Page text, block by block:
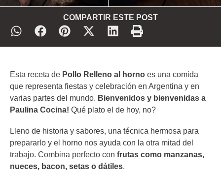
COMPARTIR ESTE POST
Esta receta de Pollo Relleno al horno es una comida
que representa fiestas y celebración en Argentina y en
varias partes del mundo. Bienvenidos y bienvenidas a
Paulina Cocina! Qué plato el de hoy, no?
Lleno de historia y sabores, una técnica hermosa para
prepararlo y el horno nos ayuda con la otra mitad del
trabajo. Combina perfecto con frutas como manzanas,
nueces, bacon, setas o dátiles.